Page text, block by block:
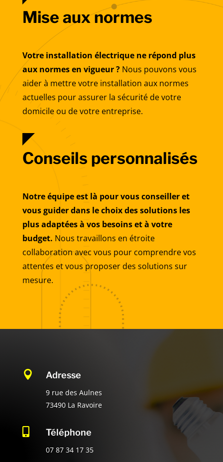
Mise aux normes
Votre installation électrique ne répond plus
aux normes en vigueur ?Nous pouvons vous
aider à mettre votre installation aux normes
actuelles pour assurer la sécurité de votre
domicile ou de votre entreprise.
Conseils personnalisés
Notre équipe est là pour vous conseiller et
vous guider dans le choix des solutions les
plus adaptées à vos besoins et à votre
budget. Nous travaillons en étroite
collaboration avec vous pour comprendre vos
attentes et vous proposer des solutions sur
mesure.
 Adresse
9 rue des Aulnes
73490 La Ravoire
 Téléphone
07 87 34 17 35